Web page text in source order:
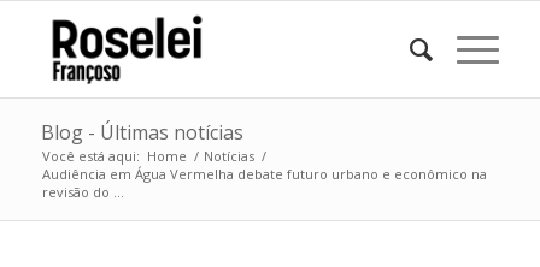
Blog - Últimas notícias
Você está aqui: Home / Notícias /
Audiência em Água Vermelha debate futuro urbano e econômico na
revisão do ...